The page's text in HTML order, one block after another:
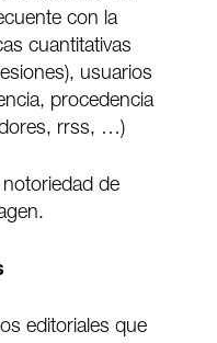
con la
cuantitativas
usuarios
procedencia
rrss, …)
de
editoriales que